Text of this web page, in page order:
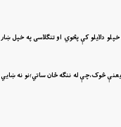
دلايلو کې پڅوي او تنګلاسى په خپل ښار
څوک،چې له ننګه ځان ساتي؛نو نه ښايي